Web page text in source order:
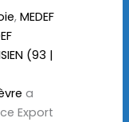
, MEDEF
(93 |
a
Export